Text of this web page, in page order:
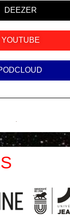
DEEZER
YOUTUBE